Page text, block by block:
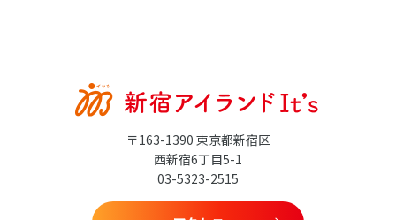
〒163-1390 東京都新宿区
西新宿6丁目5-1
03-5323-2515